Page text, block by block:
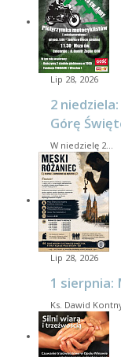
Lip 28, 2026
2
Górę
W niedzielę 2…
Lip 28, 2026
1 sierpnia:
Ks. Dawid